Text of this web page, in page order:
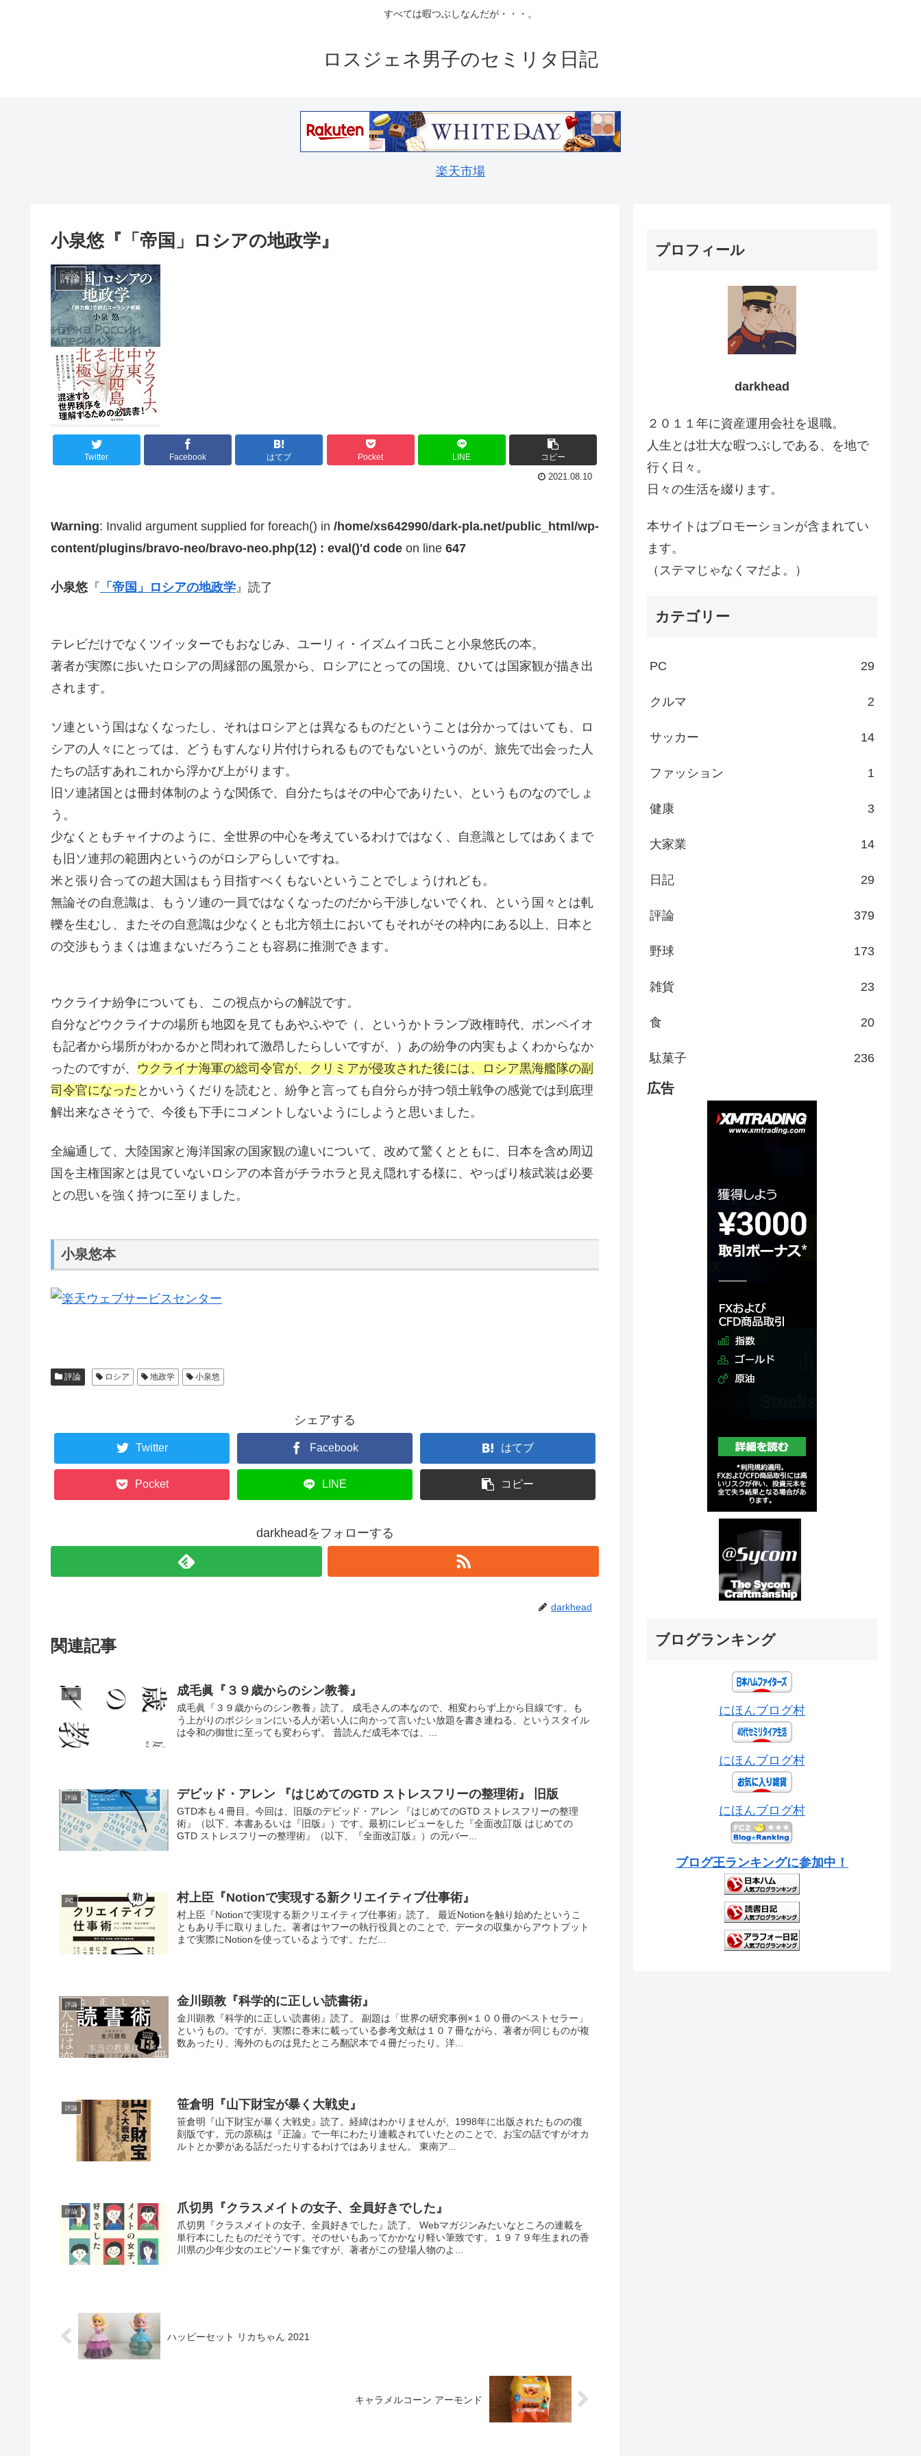
すべては暇つぶしなんだが・・・。
ロスジェネ男子のセミリタ日記
楽天市場
小泉悠『「帝国」ロシアの地政学』
評論
Twitter Facebook はてブ Pocket LINE コピー
2021.08.10
Warning: Invalid argument supplied for foreach() in /home/xs642990/dark-pla.net/public_html/wp-
content/plugins/bravo-neo/bravo-neo.php(12) : eval()'d code on line 647
小泉悠 『 「帝国」ロシアの地政学』読了
テレビだけでなくツイッターでもおなじみ、ユーリィ・イズムイコ氏こと小泉悠氏の本。
著者が実際に歩いたロシアの周縁部の風景から、ロシアにとっての国境、ひいては国家観が描き出
されます。
ソ連という国はなくなったし、それはロシアとは異なるものだということは分かってはいても、ロ
シアの人々にとっては、どうもすんなり片付けられるものでもないというのが、旅先で出会った人
たちの話すあれこれから浮かび上がります。
旧ソ連諸国とは冊封体制のような関係で、自分たちはその中心でありたい、というものなのでしょ
う。
少なくともチャイナのように、全世界の中心を考えているわけではなく、自意識としてはあくまで
も旧ソ連邦の範囲内というのがロシアらしいですね。
米と張り合っての超大国はもう目指すべくもないということでしょうけれども。
無論その自意識は、もうソ連の一員ではなくなったのだから干渉しないでくれ、という国々とは軋
轢を生むし、またその自意識は少なくとも北方領土においてもそれがその枠内にある以上、日本と
の交渉もうまくは進まないだろうことも容易に推測できます。
ウクライナ紛争についても、この視点からの解説です。
自分などウクライナの場所も地図を見てもあやふやで（、というかトランプ政権時代、ポンペイオ
も記者から場所がわかるかと問われて激昂したらしいですが、）あの紛争の内実もよくわからなか
ったのですが、 ウクライナ海軍の総司令官が、クリミアが侵攻された後には、ロシア黒海艦隊の副
司令官になった とかいうくだりを読むと、紛争と言っても自分らが持つ領土戦争の感覚では到底理
解出来なさそうで、今後も下手にコメントしないようにしようと思いました。
全編通して、大陸国家と海洋国家の国家観の違いについて、改めて驚くとともに、日本を含め周辺
国を主権国家とは見ていないロシアの本音がチラホラと見え隠れする様に、やっぱり核武装は必要
との思いを強く持つに至りました。
小泉悠本
評論 ロシア 地政学 小泉悠
シェアする
Twitter Facebook はてブ
Pocket LINE コピー
darkheadをフォローする
darkhead
関連記事
評論 成毛眞『３９歳からのシン教養』
成毛眞『３９歳からのシン教養』読了。 成毛さんの本なので、相変わらず上から目線です。も
う上がりのポジションにいる人が若い人に向かって言いたい放題を書き連ねる、というスタイル
は令和の御世に至っても変わらず。 昔読んだ成毛本では、...
評論 デビッド・アレン 『はじめてのGTD ストレスフリーの整理術』 旧版
GTD本も４冊目。今回は、旧版のデビッド・アレン 『はじめてのGTD ストレスフリーの整理
術』（以下、本書あるいは『旧版』）です。最初にレビューをした『全面改訂版 はじめての
GTD ストレスフリーの整理術』（以下、『全面改訂版』）の元バー...
PC 村上臣『Notionで実現する新クリエイティブ仕事術』
村上臣『Notionで実現する新クリエイティブ仕事術』読了。 最近Notionを触り始めたというこ
ともあり手に取りました。著者はヤフーの執行役員とのことで、データの収集からアウトプット
まで実際にNotionを使っているようです。ただ...
評論 金川顕教『科学的に正しい読書術』
金川顕教『科学的に正しい読書術』読了。 副題は「世界の研究事例×１００冊のベストセラー」
というもの。ですが、実際に巻末に載っている参考文献は１０７冊ながら、著者が同じものが複
数あったり、海外のものは見たところ翻訳本で４冊だったり。洋...
評論 笹倉明『山下財宝が暴く大戦史』
笹倉明『山下財宝が暴く大戦史』読了。経緯はわかりませんが、1998年に出版されたものの復
刻版です。元の原稿は『正論』で一年にわたり連載されていたとのことで、お宝の話ですがオカ
ルトとか夢がある話だったりするわけではありません。 東南ア...
評論 爪切男『クラスメイトの女子、全員好きでした』
爪切男『クラスメイトの女子、全員好きでした』読了。 Webマガジンみたいなところの連載を
単行本にしたものだそうです。そのせいもあってかかなり軽い筆致です。１９７９年生まれの香
川県の少年少女のエピソード集ですが、著者がこの登場人物のよ...
ハッピーセット リカちゃん 2021
キャラメルコーン アーモンド
プロフィール
darkhead
２０１１年に資産運用会社を退職。
人生とは壮大な暇つぶしである、を地で
行く日々。
日々の生活を綴ります。
本サイトはプロモーションが含まれてい
ます。
（ステマじゃなくマだよ。）
カテゴリー
PC 29
クルマ 2
サッカー 14
ファッション 1
健康 3
大家業 14
日記 29
評論 379
野球 173
雑貨 23
食 20
駄菓子 236
広告
ブログランキング
にほんブログ村
にほんブログ村
にほんブログ村
ブログ王ランキングに参加中！